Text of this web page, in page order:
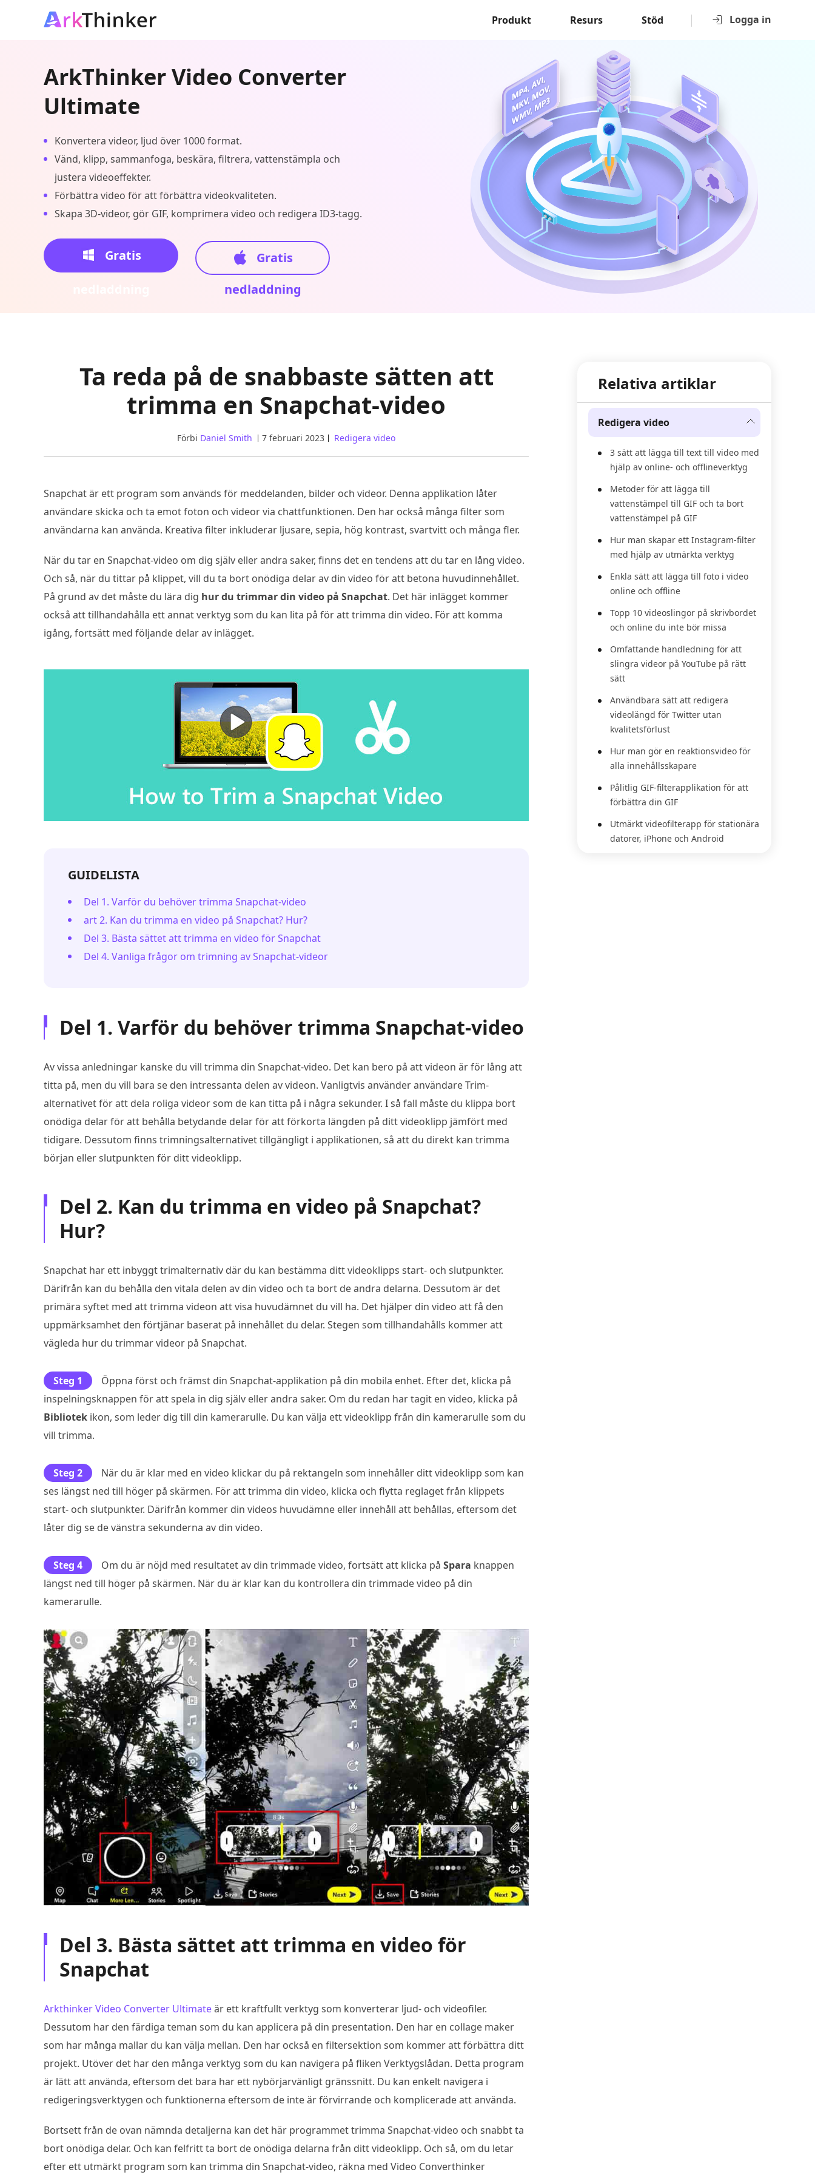
Logga in
Produkt Resurs Stöd
ArkThinker Video Converter
Ultimate
Konvertera videor, ljud över 1000 format.
Vänd, klipp, sammanfoga, beskära, filtrera, vattenstämpla och
justera videoeffekter.
Förbättra video för att förbättra videokvaliteten.
Skapa 3D-videor, gör GIF, komprimera video och redigera ID3-tagg.
Gratis
Gratis
nedladdning
Ta reda på de snabbaste sätten att
trimma en Snapchat-video
Förbi Daniel Smith 7 februari 2023 Redigera video
Snapchat är ett program som används för meddelanden, bilder och videor. Denna applikation låter
användare skicka och ta emot foton och videor via chattfunktionen. Den har också många filter som
användarna kan använda. Kreativa filter inkluderar ljusare, sepia, hög kontrast, svartvitt och många fler.
När du tar en Snapchat-video om dig själv eller andra saker, finns det en tendens att du tar en lång video.
Och så, när du tittar på klippet, vill du ta bort onödiga delar av din video för att betona huvudinnehållet.
På grund av det måste du lära dig hur du trimmar din video på Snapchat. Det här inlägget kommer
också att tillhandahålla ett annat verktyg som du kan lita på för att trimma din video. För att komma
igång, fortsätt med följande delar av inlägget.
GUIDELISTA
Del 1. Varför du behöver trimma Snapchat-video
art 2. Kan du trimma en video på Snapchat? Hur?
Del 3. Bästa sättet att trimma en video för Snapchat
Del 4. Vanliga frågor om trimning av Snapchat-videor
Del 1. Varför du behöver trimma Snapchat-video
Av vissa anledningar kanske du vill trimma din Snapchat-video. Det kan bero på att videon är för lång att
titta på, men du vill bara se den intressanta delen av videon. Vanligtvis använder användare Trim-
alternativet för att dela roliga videor som de kan titta på i några sekunder. I så fall måste du klippa bort
onödiga delar för att behålla betydande delar för att förkorta längden på ditt videoklipp jämfört med
tidigare. Dessutom finns trimningsalternativet tillgängligt i applikationen, så att du direkt kan trimma
början eller slutpunkten för ditt videoklipp.
Del 2. Kan du trimma en video på Snapchat?
Hur?
Snapchat har ett inbyggt trimalternativ där du kan bestämma ditt videoklipps start- och slutpunkter.
Därifrån kan du behålla den vitala delen av din video och ta bort de andra delarna. Dessutom är det
primära syftet med att trimma videon att visa huvudämnet du vill ha. Det hjälper din video att få den
uppmärksamhet den förtjänar baserat på innehållet du delar. Stegen som tillhandahålls kommer att
vägleda hur du trimmar videor på Snapchat.
Steg 1
Öppna först och främst din Snapchat-applikation på din mobila enhet. Efter det, klicka på
inspelningsknappen för att spela in dig själv eller andra saker. Om du redan har tagit en video, klicka på
Bibliotek ikon, som leder dig till din kamerarulle. Du kan välja ett videoklipp från din kamerarulle som du
vill trimma.
Steg 2
När du är klar med en video klickar du på rektangeln som innehåller ditt videoklipp som kan
ses längst ned till höger på skärmen. För att trimma din video, klicka och flytta reglaget från klippets
start- och slutpunkter. Därifrån kommer din videos huvudämne eller innehåll att behållas, eftersom det
låter dig se de vänstra sekunderna av din video.
Steg 4 Om du är nöjd med resultatet av din trimmade video, fortsätt att klicka på Spara knappen
längst ned till höger på skärmen. När du är klar kan du kontrollera din trimmade video på din
kamerarulle.
Del 3. Bästa sättet att trimma en video för
Snapchat
Arkthinker Video Converter Ultimateär ett kraftfullt verktyg som konverterar ljud- och videofiler.
Dessutom har den färdiga teman som du kan applicera på din presentation. Den har en collage maker
som har många mallar du kan välja mellan. Den har också en filtersektion som kommer att förbättra ditt
projekt. Utöver det har den många verktyg som du kan navigera på fliken Verktygslådan. Detta program
är lätt att använda, eftersom det bara har ett nybörjarvänligt gränssnitt. Du kan enkelt navigera i
redigeringsverktygen och funktionerna eftersom de inte är förvirrande och komplicerade att använda.
Bortsett från de ovan nämnda detaljerna kan det här programmet trimma Snapchat-video och snabbt ta
bort onödiga delar. Och kan felfritt ta bort de onödiga delarna från ditt videoklipp. Och så, om du letar
efter ett utmärkt program som kan trimma din Snapchat-video, räkna med Video Converthinker
Relativa artiklar
Redigera video
3 sätt att lägga till text till video med
hjälp av online- och offlineverktyg
Metoder för att lägga till
vattenstämpel till GIF och ta bort
vattenstämpel på GIF
Hur man skapar ett Instagram-filter
med hjälp av utmärkta verktyg
Enkla sätt att lägga till foto i video
online och offline
Topp 10 videoslingor på skrivbordet
och online du inte bör missa
Omfattande handledning för att
slingra videor på YouTube på rätt
sätt
Användbara sätt att redigera
videolängd för Twitter utan
kvalitetsförlust
Hur man gör en reaktionsvideo för
alla innehållsskapare
Pålitlig GIF-filterapplikation för att
förbättra din GIF
Utmärkt videofilterapp för stationära
datorer, iPhone och Android